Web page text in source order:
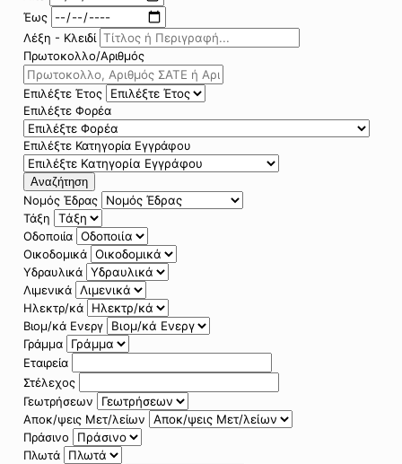
Έως
Λέξη - Κλειδί
Πρωτοκολλο/Αριθμός
Επιλέξτε Έτος
Επιλέξτε Φορέα
Επιλέξτε Κατηγορία Εγγράφου
Αναζήτηση
Νομός Έδρας
Τάξη
Οδοποιία
Οικοδομικά
Υδραυλικά
Λιμενικά
Ηλεκτρ/κά
Βιομ/κά Ενεργ
Γράμμα
Εταιρεία
Στέλεχος
Γεωτρήσεων
Αποκ/ψεις Μετ/λείων
Πράσινο
Πλωτά